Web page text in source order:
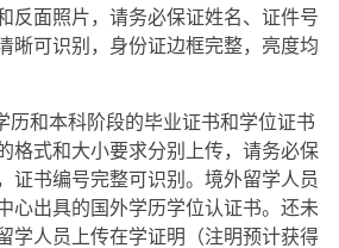
反面照片，请务必保证姓名、证件号
晰可识别，身份证边框完整，亮度均
历和本科阶段的毕业证书和学位证书
格式和大小要求分别上传，请务必保
证书编号完整可识别。境外留学人员
心出具的国外学历学位认证书。还未
学人员上传在学证明（注明预计获得